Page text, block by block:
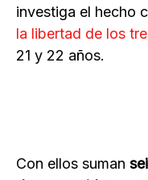
investiga el hecho
la libertad de los
21 y 22 años.
Con ellos suman